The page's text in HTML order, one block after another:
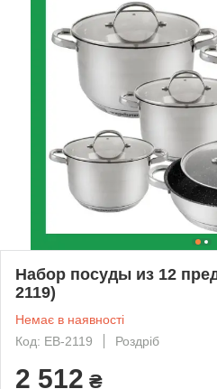
Набор посуды из 12
2119)
Немає в наявності
Код: EB-2119
Роздріб
2 512 ₴